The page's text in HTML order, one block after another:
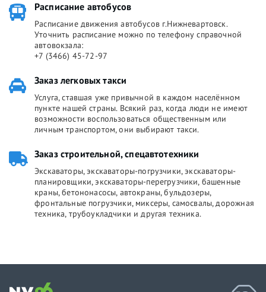
Расписание автобусов
Расписание движения автобусов г.Нижневартовск.
Уточнить расписание можно по телефону справочной
автовокзала:
+7 (3466) 45-72-97
Заказ легковых такси
Услуга, ставшая уже привычной в каждом населённом
пункте нашей страны. Всякий раз, когда люди не имеют
возможности воспользоваться общественным или
личным транспортом, они выбирают такси.
Заказ строительной, спецавтотехники
Экскаваторы, экскаваторы-погрузчики, экскаваторы-
планировщики, экскаваторы-перегрузчики, башенные
краны, бетононасосы, автокраны, бульдозеры,
фронтальные погрузчики, миксеры, самосвалы, дорожная
техника, трубоукладчики и другая техника.